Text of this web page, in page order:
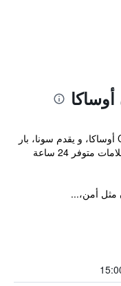
يقع هذا الريوكان المتطور في Central Osaka أوساكا، و يقدم سونا، بار
قهوة وجاكوزي. كما يتوفر إنترنت مكتب استعلامات متوفر 24 ساعة
مثل أمن،...